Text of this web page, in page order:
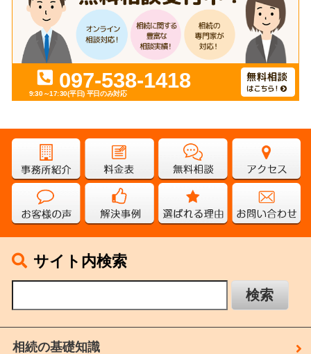
097-538-1418
9:30～17:30(平日) 平日のみ対応
サイト内検索
相続の基礎知識